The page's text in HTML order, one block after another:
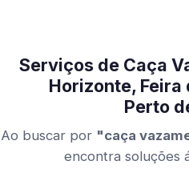
Serviços de Caça
Horizonte, Feira
Perto
Ao buscar por "caça
encontra soluções